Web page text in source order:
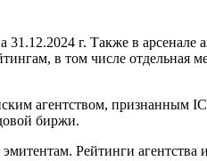
31.12.2024 г. Также в арсенале
в том числе отдельная
агентством, признанным
биржи.
Рейтинги